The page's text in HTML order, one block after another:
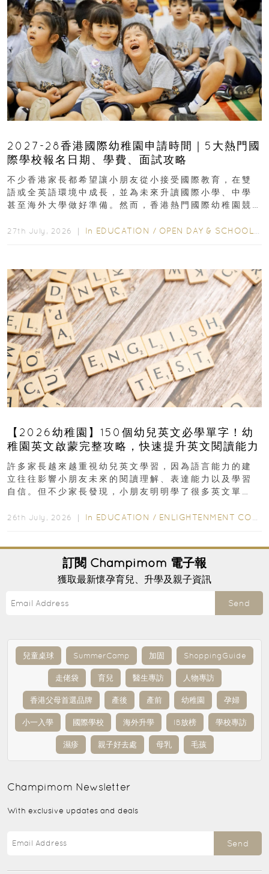
2027-28香港國際幼稚園申請時間｜5大熱門國
際學校報名日期、學費、面試攻略
不少香港家長都希望讓小朋友從小接受國際教育，在雙
語或全英語環境中成長，並為未來升讀國際小學、中學
甚至海外大學做好準備。然而，香港熱門國際幼稚園競
27th July, 2026 ｜ In EDUCATION / OPEN DAY & SCHOOL EVENTS
【2026幼稚園】150個幼兒英文必學單字！幼
稚園英文啟蒙完整攻略，快速提升英文閱讀能力
許多家長越來越重視幼兒英文學習，因為語言能力的建
立往往影響小朋友未來的閱讀理解、表達能力以及學習
自信。但不少家長發現，小朋友明明學了很多英文單
26th July, 2026 ｜ In EDUCATION / ENLIGHTENMENT CORNER
訂閱 Champimom 電子報
獲取最新懷孕育兒、升學及親子資訊
Send
兒童桌球 SummerCamp 加固 ShoppingGuide
走佬袋 育兒 醫生專訪 人物專訪
香港父母首選品牌 產後 產前 幼稚園 孕婦
小一入學 國際學校 海外升學 IB放榜 學校專訪
濕疹 親子好去處 母乳 毛孩
Champimom Newsletter
With exclusive updates and deals
Send